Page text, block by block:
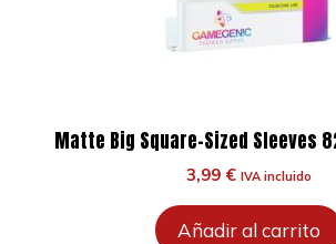
Matte Big Square-Sized Sleeves
3,99 € IVA incluido
Añadir al carrito